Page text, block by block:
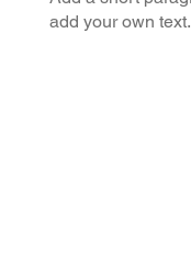
add your own text.